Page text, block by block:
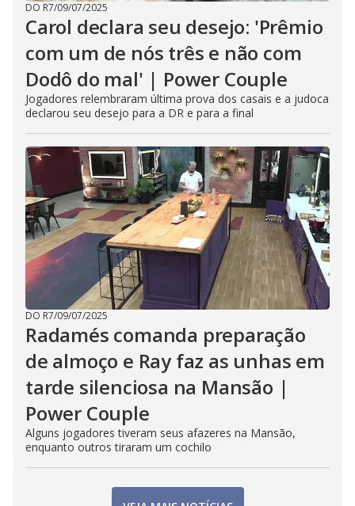
DO R7/09/07/2025
Carol declara seu desejo: 'Prêmio
com um de nós três e não com
Dodô do mal' | Power Couple
Jogadores relembraram última prova dos casais e a judoca
declarou seu desejo para a DR e para a final
DO R7/09/07/2025
Radamés comanda preparação
de almoço e Ray faz as unhas em
tarde silenciosa na Mansão |
Power Couple
Alguns jogadores tiveram seus afazeres na Mansão,
enquanto outros tiraram um cochilo